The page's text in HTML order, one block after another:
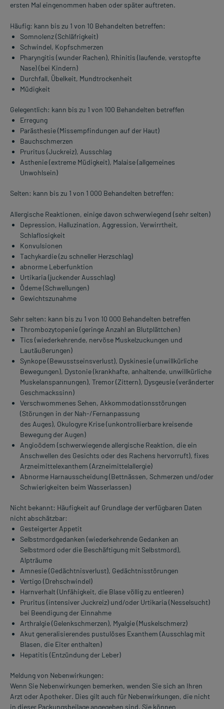
ersten Mal eingenommen haben oder später auftreten.
Häufig: kann bis zu 1 von 10 Behandelten betreffen:
Somnolenz (Schläfrigkeit)
Schwindel, Kopfschmerzen
Pharyngitis (wunder Rachen), Rhinitis (laufende, verstopfte
Nase) (bei Kindern)
Durchfall, Übelkeit, Mundtrockenheit
Müdigkeit
Gelegentlich: kann bis zu 1 von 100 Behandelten betreffen
Erregung
Parästhesie (Missempfindungen auf der Haut)
Bauchschmerzen
Pruritus (Juckreiz), Ausschlag
Asthenie (extreme Müdigkeit), Malaise (allgemeines
Unwohlsein)
Selten: kann bis zu 1 von 1 000 Behandelten betreffen:
Allergische Reaktionen, einige davon schwerwiegend (sehr selten)
Depression, Halluzination, Aggression, Verwirrtheit,
Schlaflosigkeit
Konvulsionen
Tachykardie (zu schneller Herzschlag)
abnorme Leberfunktion
Urtikaria (juckender Ausschlag)
Ödeme (Schwellungen)
Gewichtszunahme
Sehr selten: kann bis zu 1 von 10 000 Behandelten betreffen
Thrombozytopenie (geringe Anzahl an Blutplättchen)
Tics (wiederkehrende, nervöse Muskelzuckungen und
Lautäußerungen)
Synkope (Bewusstseinsverlust), Dyskinesie (unwillkürliche
Bewegungen), Dystonie (krankhafte, anhaltende, unwillkürliche
Muskelanspannungen), Tremor (Zittern), Dysgeusie (veränderter
Geschmackssinn)
Verschwommenes Sehen, Akkommodationsstörungen
(Störungen in der Nah-/Fernanpassung
des Auges), Okulogyre Krise (unkontrollierbare kreisende
Bewegung der Augen)
Angioödem (schwerwiegende allergische Reaktion, die ein
Anschwellen des Gesichts oder des Rachens hervorruft), fixes
Arzneimittelexanthem (Arzneimittelallergie)
Abnorme Harnausscheidung (Bettnässen, Schmerzen und/oder
Schwierigkeiten beim Wasserlassen)
Nicht bekannt: Häufigkeit auf Grundlage der verfügbaren Daten
nicht abschätzbar:
Gesteigerter Appetit
Selbstmordgedanken (wiederkehrende Gedanken an
Selbstmord oder die Beschäftigung mit Selbstmord),
Alpträume
Amnesie (Gedächtnisverlust), Gedächtnisstörungen
Vertigo (Drehschwindel)
Harnverhalt (Unfähigkeit, die Blase völlig zu entleeren)
Pruritus (intensiver Juckreiz) und/oder Urtikaria (Nesselsucht)
bei Beendigung der Einnahme
Arthralgie (Gelenkschmerzen), Myalgie (Muskelschmerz)
Akut generalisierendes pustulöses Exanthem (Ausschlag mit
Blasen, die Eiter enthalten)
Hepatitis (Entzündung der Leber)
Meldung von Nebenwirkungen:
Wenn Sie Nebenwirkungen bemerken, wenden Sie sich an Ihren
Arzt oder Apotheker. Dies gilt auch für Nebenwirkungen, die nicht
in dieser Packungsbeilage angegeben sind. Sie können